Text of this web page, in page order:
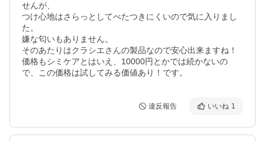
せんが、
つけ心地はさらっとしてべたつきにくいので気に入りまし
た。
嫌な匂いもありません。
そのあたりはクラシエさんの製品なので安心出来ますね！
価格もシミケアとはいえ、10000円とかでは続かないの
で、この価格は試してみる価値あり！です。
違反報告 いいね 1